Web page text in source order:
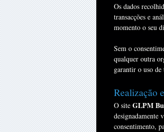
Os dados
transacções e
momento o seu
Sem o
qualquer outra
garantir o uso de
Realização
O site GLPM
designadamente
consentimento,